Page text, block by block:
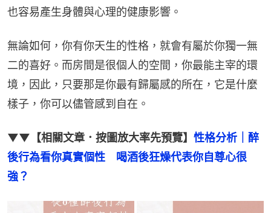
也容易產生身體與心理的健康影響。
無論如何，你有你天生的性格，就會有屬於你獨一無
二的喜好。而房間是很個人的空間，你最能主宰的環
境，因此，只要那是你最有歸屬感的所在，它是什麼
樣子，你可以儘管感到自在。
▼▼【相關文章．按圖放大率先預覽】 性格分析｜醉
後行為看你真實個性　喝酒後狂燥代表你自尊心很
強？